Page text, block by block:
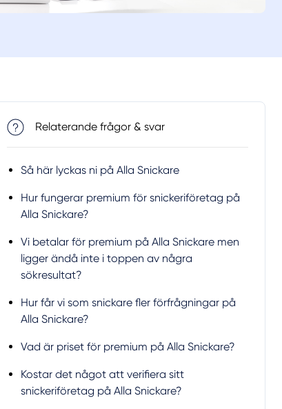
Relaterande frågor & svar
Så här lyckas ni på Alla Snickare
Hur fungerar premium för snickeriföretag på
Alla Snickare?
Vi betalar för premium på Alla Snickare men
ligger ändå inte i toppen av några
sökresultat?
Hur får vi som snickare fler förfrågningar på
Alla Snickare?
Vad är priset för premium på Alla Snickare?
Kostar det något att verifiera sitt
snickeriföretag på Alla Snickare?